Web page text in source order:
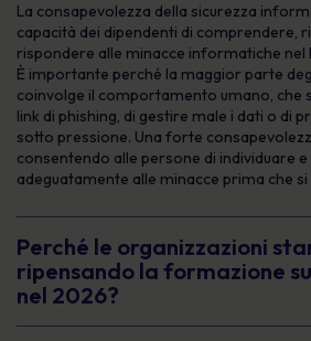
La consapevolezza della sicurezza
capacità dei dipendenti di comprendere,
rispondere alle minacce informatiche
È importante perché la maggior parte
coinvolge il comportamento umano, che
link di phishing, di gestire male i dati o di
sotto pressione. Una forte
consentendo alle persone di individuare
adeguatamente alle minacce prima che
Perché le organizzazioni
ripensando la formazione
nel 2026?